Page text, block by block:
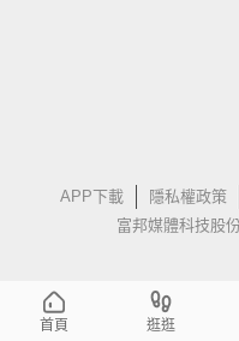
APP下載 隱私權政策
富邦媒體科技股
首頁 逛逛